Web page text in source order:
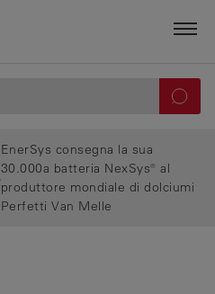
EnerSys consegna la sua
30.000a batteria NexSys® al
produttore mondiale di dolciumi
Perfetti Van Melle